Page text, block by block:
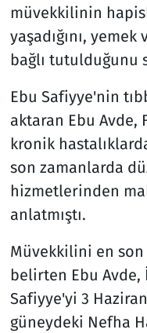
müvekkilinin
yaşadığını,
bağlı tutulduğunu
Ebu Safiyye'nin
aktaran Ebu
kronik
son zamanlarda
hizmetlerinden
anlatmıştı.
Müvekkilini en son
belirten Ebu Avde,
Safiyye'yi 3
güneydeki Nefha